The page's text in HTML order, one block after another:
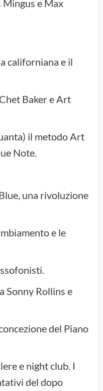
e Max
californiana e il
Baker e Art
il metodo Art
Note.
una rivoluzione
e le
Sonny Rollins e
del Piano
e night club. I
del dopo